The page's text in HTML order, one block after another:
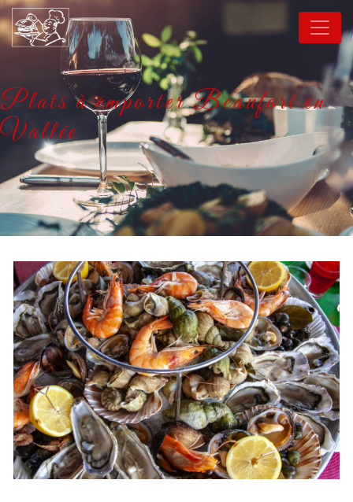
Panneau de gestion des cookies
Plats à emporter Beaufort en
Vallée